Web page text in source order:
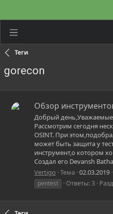
Теги
gorecon
Обзор
Добрый
Рассмотрим сегодня
OSINT. При
может быть защита у
инструмент,о котором
Создал его Devansh
Vertigo Тема 02.03.2019
pentest
Ответы: 3